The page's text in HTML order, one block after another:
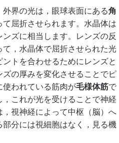
界の光は，眼球表面にある角
て屈折させられます。水晶体は
ズに相当します。レンズの反
て，水晶体で屈折させられた光
トを合わせるためにレンズと
の厚みを変化させることでピ
われている筋肉が毛様体筋で
これが光を受けることで神経
視神経によって中枢（脳）へ
分には視細胞はなく，見る機